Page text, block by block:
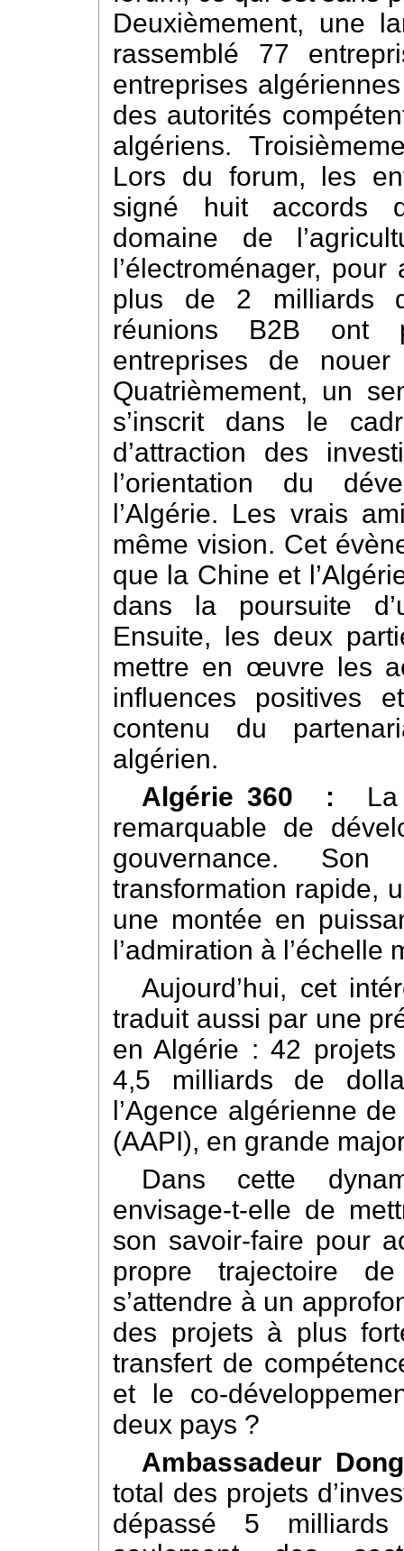
Deuxièmement, une
rassemblé 77
entreprises
des autorités
algériens.
Lors du forum, les
signé huit accords
domaine de
l’électroménager,
plus de 2 milliards
réunions B2B ont
entreprises de
Quatrièmement, un
s’inscrit dans le
d’attraction des
l’orientation du
l’Algérie. Les vrais
même vision. Cet
que la Chine et
dans la poursuite
Ensuite, les deux
mettre en œuvre les
influences positives
contenu du
algérien.
Algérie 360 :
remarquable de
gouvernance.
transformation rapide,
une montée en
l’admiration à l’échelle
Aujourd’hui, cet
traduit aussi par une
en Algérie : 42
4,5 milliards de
l’Agence algérienne
(AAPI), en grande
Dans cette
envisage-t-elle de
son savoir-faire pour
propre trajectoire
s’attendre à un
des projets à plus
transfert de
et le co-
deux pays ?‌
Ambassadeur Dong
total des projets
dépassé 5